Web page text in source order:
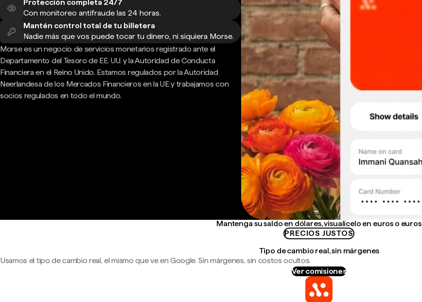
Protección completa 24/7
Con monitoreo antifraude las 24 horas.
Mantén control total de tu billetera
Nadie más que vos puede tocar tu dinero, ni siquiera Morse.
Morse es un negocio de servicios monetarios registrado ante el
Departamento del Tesoro de EE. UU. y la Autoridad de Conducta
Financiera en el Reino Unido. Estamos regulados por la Autoridad
Neerlandesa de los Mercados Financieros en la UE y trabajamos con
socios regulados en todo el mundo.
Mantenga su saldo en dólares, visualícelo en euros o euros
PRECIOS JUSTOS
Tipo de cambio real, sin márgenes
Usamos el tipo de cambio real, el mismo que ve en Google. Sin márgenes, sin costos ocultos.
Ver comisiones